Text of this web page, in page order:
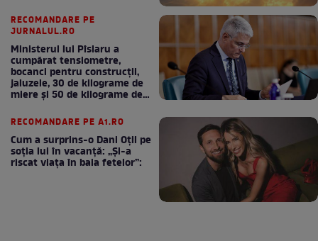
RECOMANDARE PE
JURNALUL.RO
Ministerul lui Pîslaru a
cumpărat tensiometre,
bocanci pentru construcții,
jaluzele, 30 de kilograme de
miere și 50 de kilograme de
RECOMANDARE PE A1.RO
Cum a surprins-o Dani Oțil pe
soția lui în vacanță: „Și-a
riscat viața în baia fetelor”: